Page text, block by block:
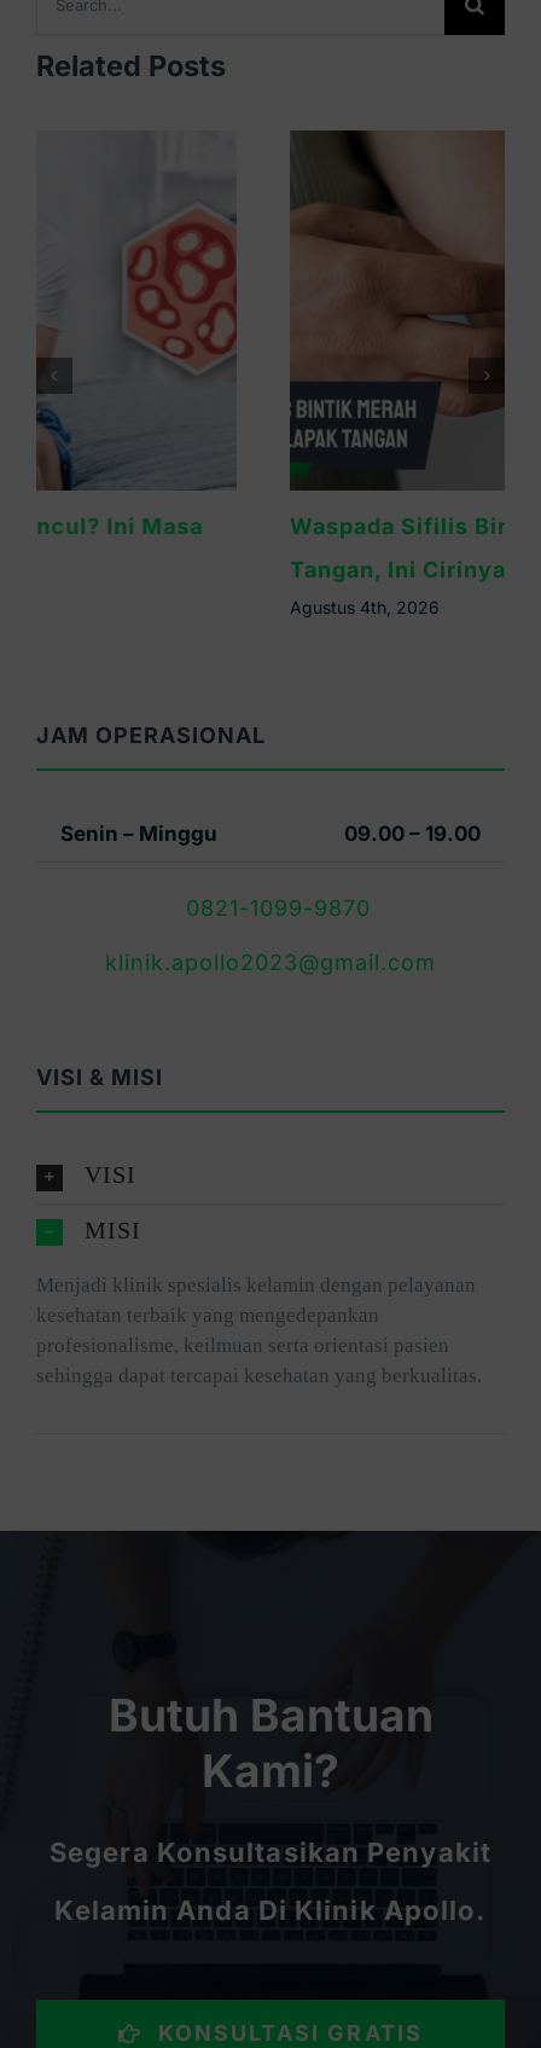
for:
Related Posts
Waspada Sifilis Bintik Merah di Telapak
JAM OPERASIONAL
Senin – Minggu 09.00 – 19.00
0821-1099-9870
klinik.apollo2023@gmail.com
VISI & MISI
VISI
MISI
Menjadi klinik spesialis kelamin dengan pelayanan
kesehatan terbaik yang mengedepankan
profesionalisme, keilmuan serta orientasi pasien
sehingga dapat tercapai kesehatan yang berkualitas.
Butuh Bantuan
Kami?
Segera Konsultasikan Penyakit
Kelamin Anda Di Klinik Apollo.
KONSULTASI GRATIS